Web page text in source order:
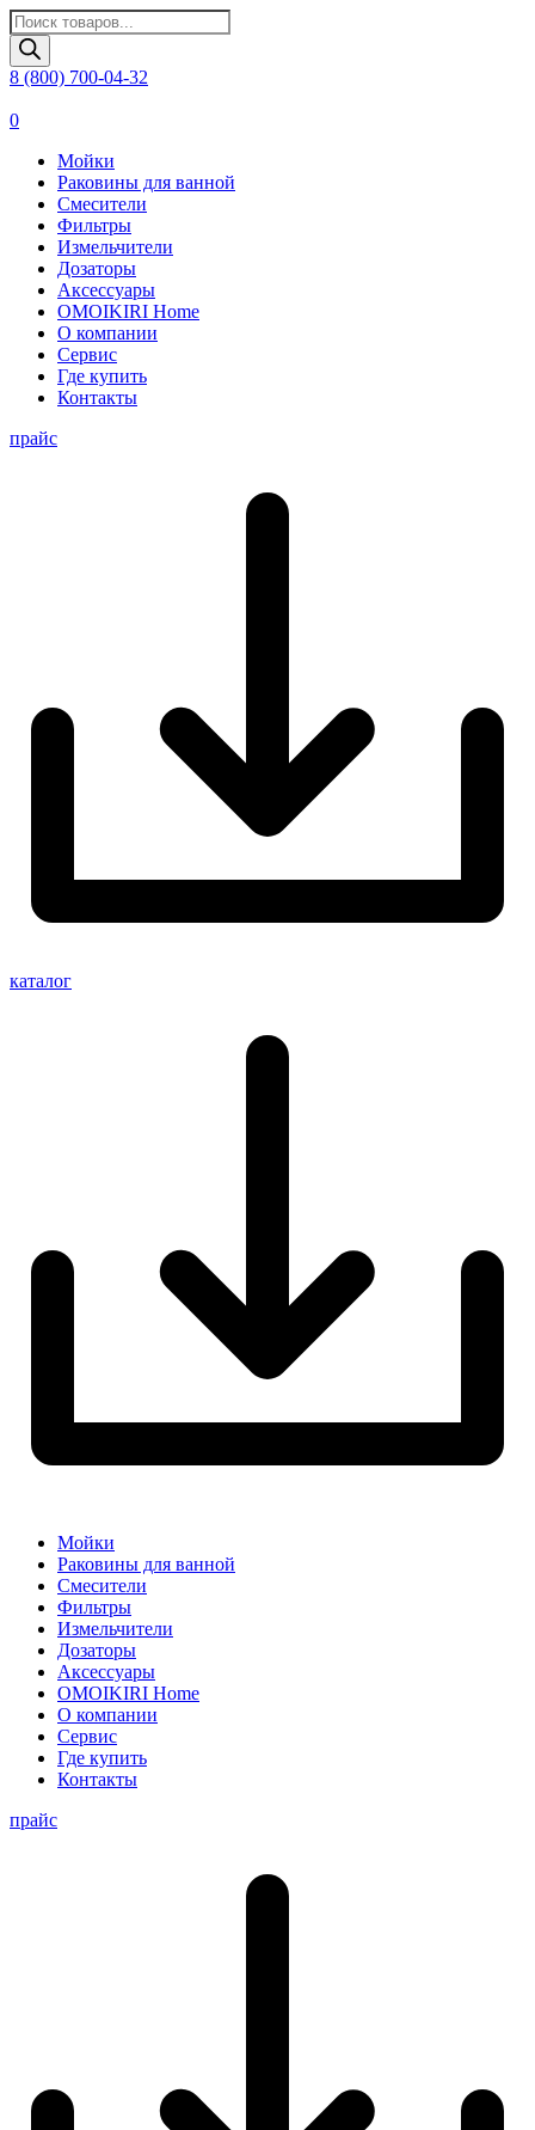
Поиск
товаров
8 (800) 700-04-32
0
Мойки
Раковины для ванной
Смесители
Фильтры
Измельчители
Дозаторы
Аксессуары
OMOIKIRI Home
О компании
Сервис
Где купить
Контакты
прайс
каталог
Мойки
Раковины для ванной
Смесители
Фильтры
Измельчители
Дозаторы
Аксессуары
OMOIKIRI Home
О компании
Сервис
Где купить
Контакты
прайс